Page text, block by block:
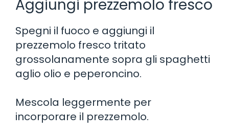
Aggiungi prezzemolo fresco
Spegni il fuoco e aggiungi il
prezzemolo fresco tritato
grossolanamente sopra gli spaghetti
aglio olio e peperoncino.
Mescola leggermente per
incorporare il prezzemolo.